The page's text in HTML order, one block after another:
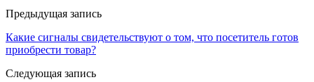
Предыдущая запись
Какие сигналы свидетельствуют о том, что посетитель готов
приобрести товар?
Следующая запись